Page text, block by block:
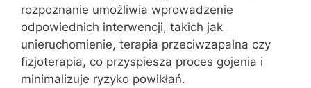
rozpoznanie umożliwia wprowadzenie
odpowiednich interwencji, takich jak
unieruchomienie, terapia przeciwzapalna czy
fizjoterapia, co przyspiesza proces gojenia i
minimalizuje ryzyko powikłań.